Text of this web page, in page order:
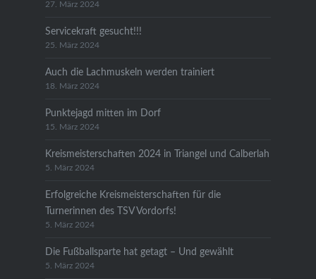
27. März 2024
Servicekraft gesucht!!!
25. März 2024
Auch die Lachmuskeln werden trainiert
18. März 2024
Punktejagd mitten im Dorf
15. März 2024
Kreismeisterschaften 2024 in Triangel und Calberlah
5. März 2024
Erfolgreiche Kreismeisterschaften für die
Turnerinnen des TSV Vordorfs!
5. März 2024
Die Fußballsparte hat getagt – Und gewählt
5. März 2024